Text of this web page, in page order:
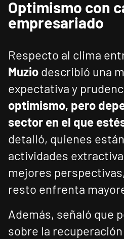
Optimismo con
empresariado
Respecto al clima
Muzio describió una
expectativa y
optimismo, pero
sector en el que
detalló, quienes
actividades
mejores
resto enfrenta
Además, señaló que
sobre la